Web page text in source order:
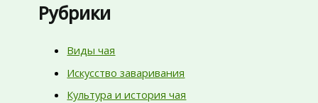
Рубрики
Виды чая
Искусство заваривания
Культура и история чая